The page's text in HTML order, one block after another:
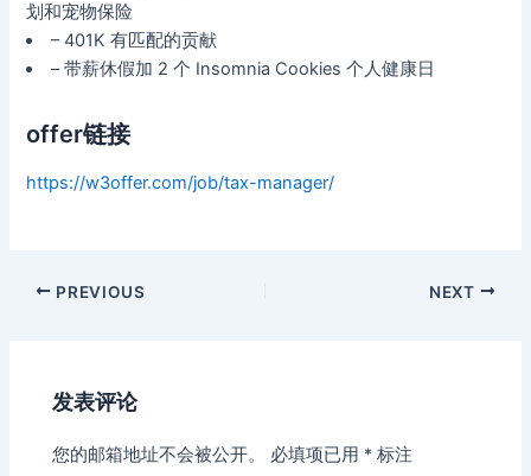
划和宠物保险
– 401K 有匹配的贡献
– 带薪休假加 2 个 Insomnia Cookies 个人健康日
offer链接
https://w3offer.com/job/tax-manager/
Post
PREVIOUS NEXT
发表评论
您的邮箱地址不会被公开。 必填项已用 * 标注